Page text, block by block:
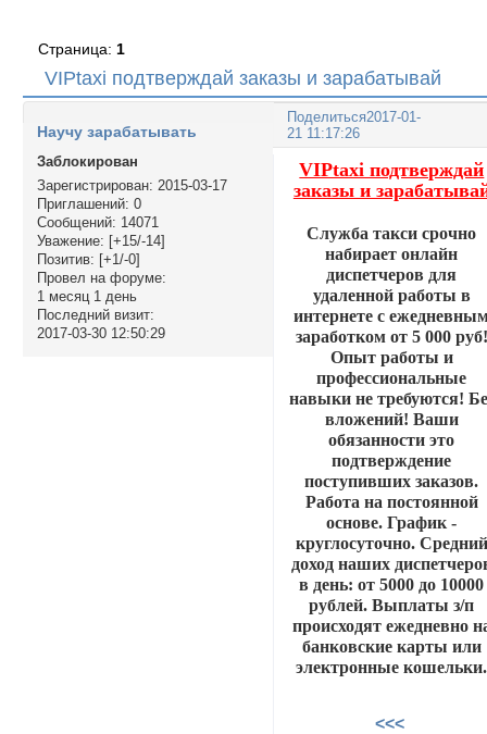
VIPtaxi подтверждай заказы и зарабатывай
Страница: 1
Поделиться2017-01-
21 11:17:26
Научу зарабатывать
Заблокирован
Зарегистрирован: 2015-03-17
Приглашений: 0
Сообщений: 14071
Уважение: [+15/-14]
Позитив: [+1/-0]
Провел на форуме:
1 месяц 1 день
Последний визит:
2017-03-30 12:50:29
VIPtaxi подтверждай
заказы и
Служба такси срочно
набирает онлайн
диспетчеров для
удаленной работы в
интернете с
заработком от 5 000 руб!
Опыт работы и
профессиональные
навыки не требуются!
вложений! Ваши
обязанности это
подтверждение
поступивших заказов.
Работа на постоянной
основе. График -
круглосуточно. Средний
доход наших
в день: от 5000 до 10000
рублей. Выплаты з/п
происходят ежедневно
банковские карты или
электронные кошельки.
<<<